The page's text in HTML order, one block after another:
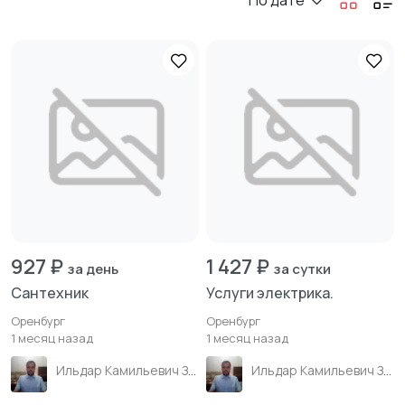
927 ₽ за день
Сантехник
Оренбург
1 месяц назад
1 427 ₽ за сутки
Услуги электрика.
Оренбург
1 месяц назад